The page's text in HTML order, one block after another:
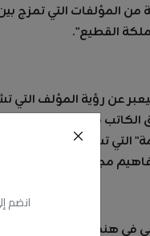
انضم
2026، بمجموعة من
القطيع".
عن رؤية المؤلف التي
في مؤلفه من تحليل
تسيطر على وعي
مجردة.
في هندسة العمارة